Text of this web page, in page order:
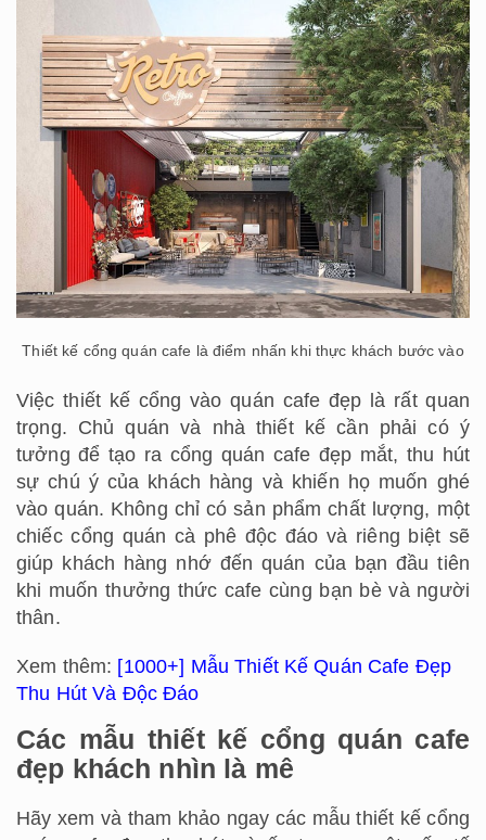
Thiết kế cổng quán cafe là điểm nhấn khi thực khách bước vào
Việc thiết kế cổng vào quán cafe đẹp là rất quan
trọng. Chủ quán và nhà thiết kế cần phải có ý
tưởng để tạo ra cổng quán cafe đẹp mắt, thu hút
sự chú ý của khách hàng và khiến họ muốn ghé
vào quán. Không chỉ có sản phẩm chất lượng, một
chiếc cổng quán cà phê độc đáo và riêng biệt sẽ
giúp khách hàng nhớ đến quán của bạn đầu tiên
khi muốn thưởng thức cafe cùng bạn bè và người
thân.
Xem thêm: [1000+] Mẫu Thiết Kế Quán Cafe Đẹp
Thu Hút Và Độc Đáo
Các mẫu thiết kế cổng quán cafe
đẹp khách nhìn là mê
Hãy xem và tham khảo ngay các mẫu thiết kế cổng